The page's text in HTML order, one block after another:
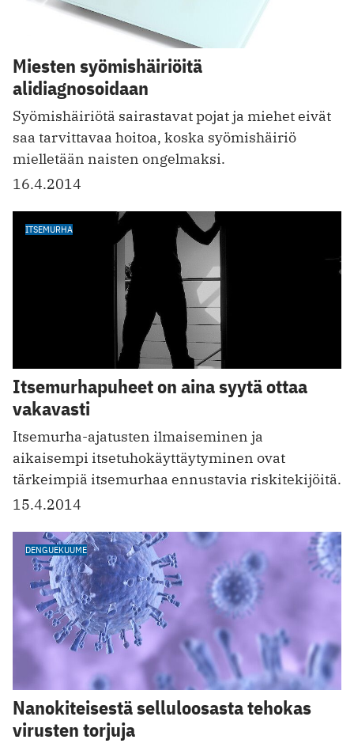
Miesten syömishäiriöitä
alidiagnosoidaan
Syömishäiriötä sairastavat pojat ja miehet eivät
saa tarvittavaa hoitoa, koska syömishäiriö
mielletään naisten ongelmaksi.
16.4.2014
ITSEMURHA
Itsemurhapuheet on aina syytä ottaa
vakavasti
Itsemurha-ajatusten ilmaiseminen ja
aikaisempi itsetuhokäyttäytyminen ovat
tärkeimpiä itsemurhaa ennustavia riskitekijöitä.
15.4.2014
DENGUEKUUME
Nanokiteisestä selluloosasta tehokas
virusten torjuja